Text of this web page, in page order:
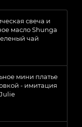
свеча и
масло Shunga
чай
мини платье
- имитация